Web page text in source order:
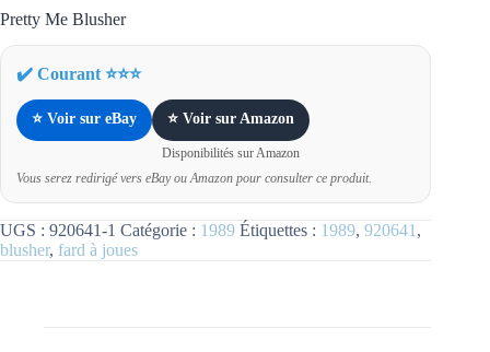
Pretty Me Blusher
✔️ Courant ⭐⭐⭐
⭐ Voir sur eBay ⭐ Voir sur Amazon
Disponibilités sur Amazon
Vous serez redirigé vers eBay ou Amazon pour consulter ce produit.
UGS : 920641-1 Catégorie : 1989 Étiquettes : 1989, 920641 ,
blusher, fard à joues